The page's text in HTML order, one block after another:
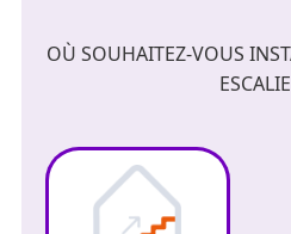
OÙ SOUHAITEZ-VOUS